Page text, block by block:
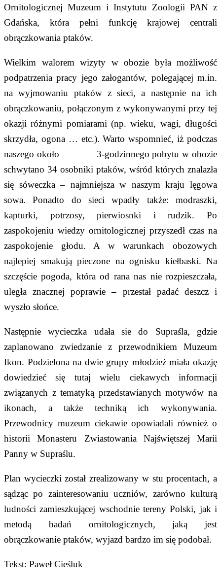
Ornitologicznej Muzeum i Instytutu Zoologii PAN z
Gdańska, która pełni funkcję krajowej centrali
obrączkowania ptaków.
Wielkim walorem wizyty w obozie była możliwość
podpatrzenia pracy jego załogantów, polegającej m.in.
na wyjmowaniu ptaków z sieci, a następnie na ich
obrączkowaniu, połączonym z wykonywanymi przy tej
okazji różnymi pomiarami (np. wieku, wagi, długości
skrzydła, ogona … etc.). Warto wspomnieć, iż podczas
naszego około 3-godzinnego pobytu w obozie
schwytano 34 osobniki ptaków, wśród których znalazła
się sóweczka – najmniejsza w naszym kraju lęgowa
sowa. Ponadto do sieci wpadły także: modraszki,
kapturki, potrzosy, pierwiosnki i rudzik. Po
zaspokojeniu wiedzy ornitologicznej przyszedł czas na
zaspokojenie głodu. A w warunkach obozowych
najlepiej smakują pieczone na ognisku kiełbaski. Na
szczęście pogoda, która od rana nas nie rozpieszczała,
uległa znacznej poprawie – przestał padać deszcz i
wyszło słońce.
Następnie wycieczka udała sie do Supraśla, gdzie
zaplanowano zwiedzanie z przewodnikiem Muzeum
Ikon. Podzielona na dwie grupy młodzież miała okazję
dowiedzieć się tutaj wielu ciekawych informacji
związanych z tematyką przedstawianych motywów na
ikonach, a także techniką ich wykonywania.
Przewodnicy muzeum ciekawie opowiadali również o
historii Monasteru Zwiastowania Najświętszej Marii
Panny w Supraślu.
Plan wycieczki został zrealizowany w stu procentach, a
sądząc po zainteresowaniu uczniów, zarówno kulturą
ludności zamieszkującej wschodnie tereny Polski, jak i
metodą badań ornitologicznych, jaką jest
obrączkowanie ptaków, wyjazd bardzo im się podobał.
Tekst: Paweł Cieśluk